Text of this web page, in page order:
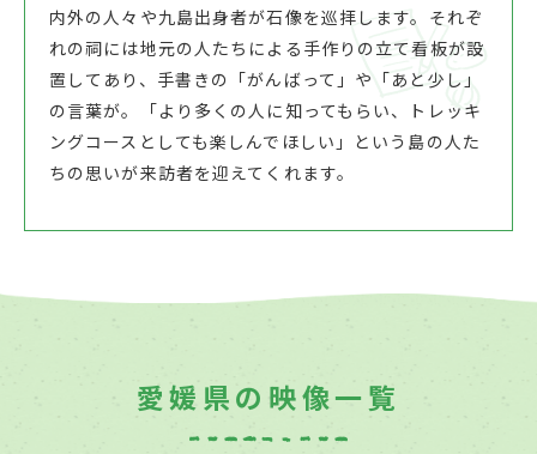
内外の人々や九島出身者が石像を巡拝します。それぞ
れの祠には地元の人たちによる手作りの立て看板が設
置してあり、手書きの「がんばって」や「あと少し」
の言葉が。「より多くの人に知ってもらい、トレッキ
ングコースとしても楽しんでほしい」という島の人た
ちの思いが来訪者を迎えてくれます。
愛媛県の映像一覧